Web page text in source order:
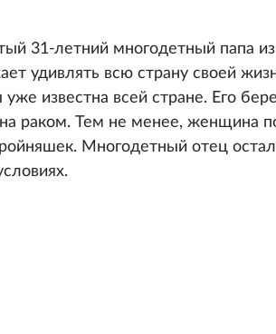
31-летний многодетный папа
удивлять всю страну своей
известна всей стране. Его
раком. Тем не менее, женщина
Многодетный отец